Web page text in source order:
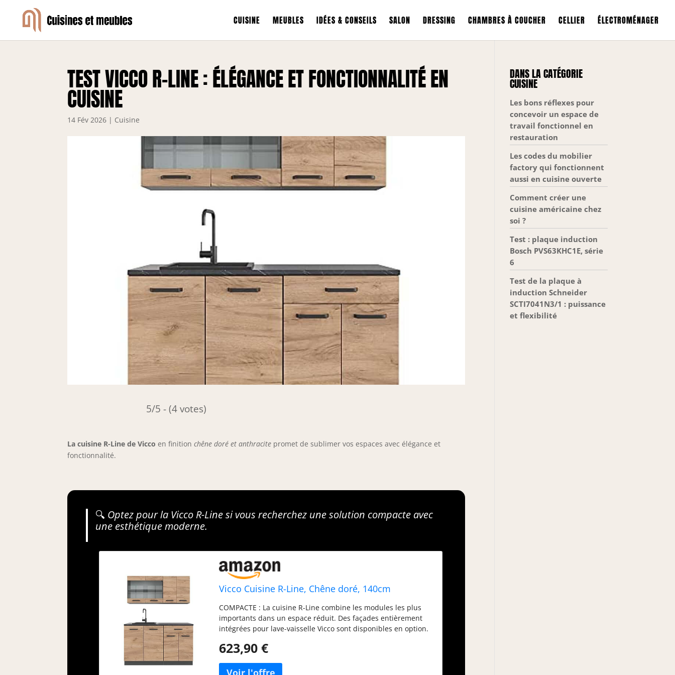
CUISINE MEUBLES IDÉES & CONSEILS SALON DRESSING CHAMBRES À COUCHER CELLIER ÉLECTROMÉNAGER
TEST VICCO R-LINE : ÉLÉGANCE ET FONCTIONNALITÉ EN
CUISINE
14 Fév 2026 | Cuisine
5/5 - (4 votes)
La cuisine R-Line de Vicco en finitionchêne doré et anthracite promet de sublimer vos espaces avec élégance et
fonctionnalité.
🔍 Optez pour la Vicco R-Line si vous recherchez une solution compacte avec
une esthétique moderne.
Vicco Cuisine R-Line, Chêne doré, 140cm
COMPACTE : La cuisine R-Line combine les modules les plus
importants dans un espace réduit. Des façades entièrement
intégrées pour lave-vaisselle Vicco sont disponibles en option.
dont un meuble évier et une vitrine suspendue, offre un
hauteur assurent un confort supplémentaire. DIMENSIONS : Le
623,90 €
DANS LA CATÉGORIE
CUISINE
Les bons réflexes pour
concevoir un espace de
travail fonctionnel en
restauration
Les codes du mobilier
factory qui fonctionnent
aussi en cuisine ouverte
Comment créer une
cuisine américaine chez
soi ?
Test : plaque induction
Bosch PVS63KHC1E, série
6
Test de la plaque à
induction Schneider
SCTI7041N3/1 : puissance
et flexibilité